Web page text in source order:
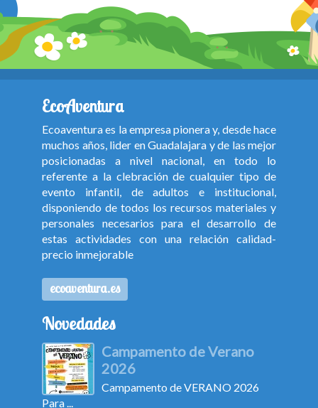
EcoAventura
Ecoaventura es la empresa pionera y, desde hace
muchos años, lider en Guadalajara y de las mejor
posicionadas a nivel nacional, en todo lo
referente a la clebración de cualquier tipo de
evento infantil, de adultos e institucional,
disponiendo de todos los recursos materiales y
personales necesarios para el desarrollo de
estas actividades con una relación calidad-
precio inmejorable
ecoaventura.es
Novedades
Campamento de Verano
2026
Campamento de VERANO 2026
Para ...